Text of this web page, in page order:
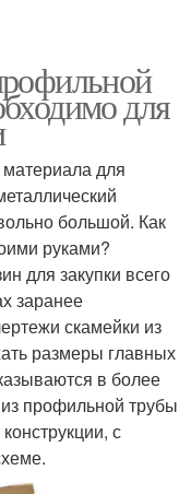
для
для
большой. Как
руками?
для закупки всего
заранее
скамейки из
размеры главных
в более
профильной трубы
с